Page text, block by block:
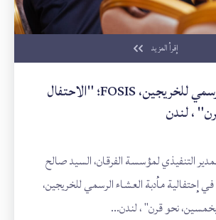
إقرأ المزيد
مأدبة العشاء الرسمي للخريجين، FOSIS؛ "الاحتفال
، لندن
مارس 2014 المدير التنفيذي لمؤسسة الفرقان، السيد صالح
إحتفالية مأدبة العشاء الرسمي للخريجين،